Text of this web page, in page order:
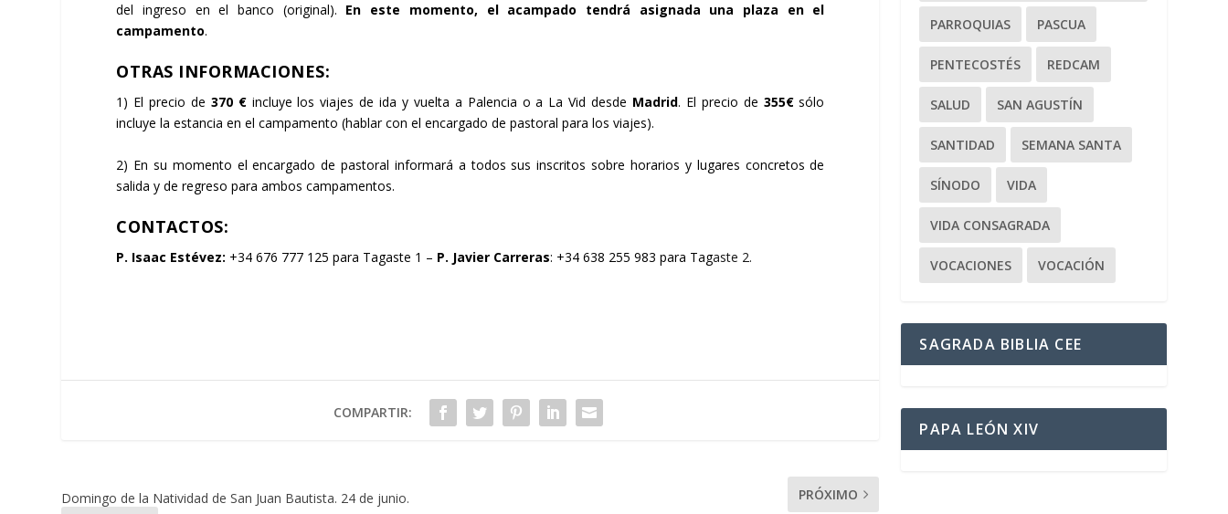
del ingreso en el banco (original). En este momento, el acampado tendrá asignada una plaza en el
campamento.
OTRAS INFORMACIONES:
1) El precio de 370 €incluye los viajes de ida y vuelta a Palencia o a La Vid desde Madrid. El precio de 355€sólo
incluye la estancia en el campamento (hablar con el encargado de pastoral para los viajes).
2) En su momento el encargado de pastoral informará a todos sus inscritos sobre horarios y lugares concretos de
salida y de regreso para ambos campamentos.
CONTACTOS:
P. Isaac Estévez: +34 676 777 125 para Tagaste 1 – P. Javier Carreras: +34 638 255 983 para Tagaste 2.
COMPARTIR:
Domingo de la Natividad de San Juan Bautista. 24 de junio.
PRÓXIMO
PARROQUIAS PASCUA
PENTECOSTÉS REDCAM
SALUD SAN AGUSTÍN
SANTIDAD SEMANA SANTA
SÍNODO VIDA
VIDA CONSAGRADA
VOCACIONES VOCACIÓN
SAGRADA BIBLIA CEE
PAPA LEÓN XIV